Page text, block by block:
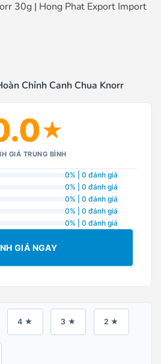
Chỉnh Canh Chua Knorr
★
GIÁ TRUNG BÌNH
0% | 0 đánh giá
0% | 0 đánh giá
0% | 0 đánh giá
0% | 0 đánh giá
0% | 0 đánh giá
GIÁ NGAY
4 ★ 3 ★ 2 ★